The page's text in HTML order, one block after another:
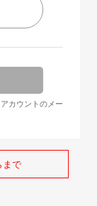
カウントのメー
まで